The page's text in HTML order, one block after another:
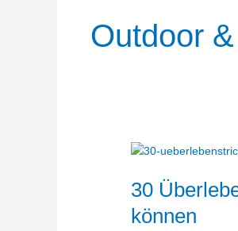
Outdoor
30
können